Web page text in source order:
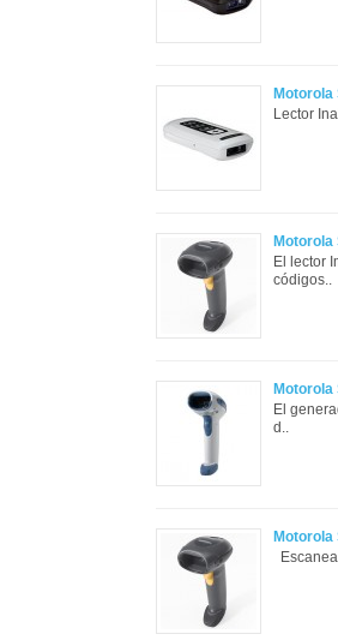
Lector
Motorola
El lector
códigos..
El
d..
Motorola